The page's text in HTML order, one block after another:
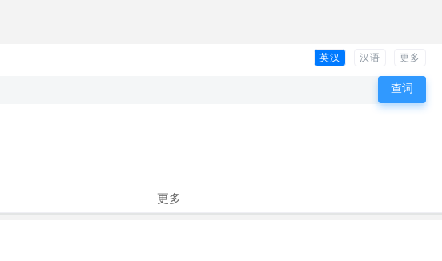
英汉 汉语 更多
更多